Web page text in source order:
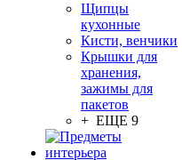
Щипцы
кухонные
Кисти, венчики
Крышки для
хранения,
зажимы для
пакетов
+ ЕЩЕ 9